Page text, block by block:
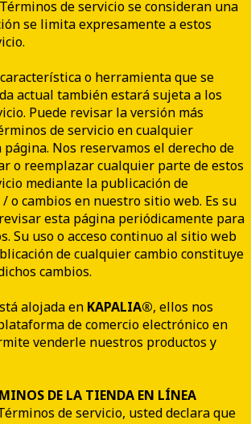
de servicio se consideran una
se limita expresamente a estos
o herramienta que se
actual también estará sujeta a los
Puede revisar la versión más
de servicio en cualquier
Nos reservamos el derecho de
o reemplazar cualquier parte de estos
mediante la publicación de
o cambios en nuestro sitio web. Es su
esta página periódicamente para
Su uso o acceso continuo al sitio web
de cualquier cambio constituye
cambios.
alojada en KAPALIA®, ellos nos
de comercio electrónico en
venderle nuestros productos y
DE LA TIENDA EN LÍNEA
de servicio, usted declara que